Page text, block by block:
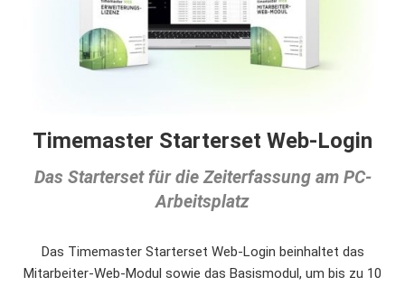
Timemaster Starterset Web-Login
Das Starterset für die Zeiterfassung am PC-
Arbeitsplatz
Das Timemaster Starterset Web-Login beinhaltet das
Mitarbeiter-Web-Modul sowie das Basismodul, um bis zu 10